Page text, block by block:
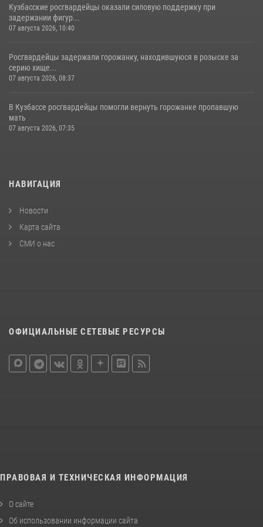
Кузбасские росгвардейцы оказали силовую поддержку при
задержании фигур...
07 августа 2026, 10:40
Росгвардейцы задержали горожанку, находившуюся в розыске за
серию хище...
07 августа 2026, 08:37
В Кузбассе росгвардейцы помогли вернуть горожанке пропавшую
мать
07 августа 2026, 07:35
НАВИГАЦИЯ
Новости
Карта сайта
СМИ о нас
ОФИЦИАЛЬНЫЕ СЕТЕВЫЕ РЕСУРСЫ
ПРАВОВАЯ И ТЕХНИЧЕСКАЯ ИНФОРМАЦИЯ
О сайте
Об использовании информации сайта